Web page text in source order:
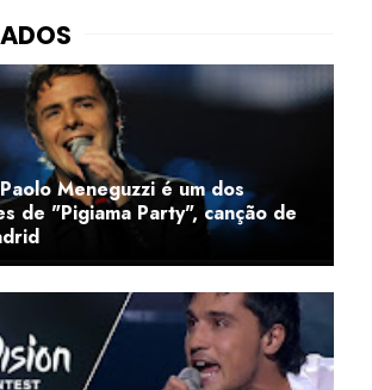
Meneguzzi é um dos
de "Pigiama Party", canção de